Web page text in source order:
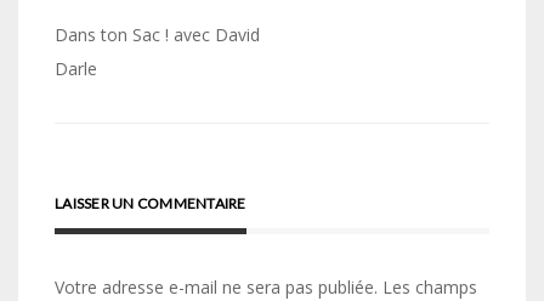
Navigation
de
Dans ton Sac ! avec David
Darle
LAISSER UN COMMENTAIRE
Votre adresse e-mail ne sera pas publiée. Les champs